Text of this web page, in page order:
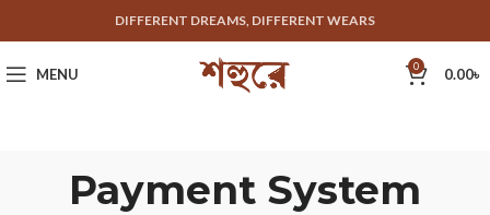
DIFFERENT DREAMS, DIFFERENT WEARS
MENU 0 0.00৳
Payment System